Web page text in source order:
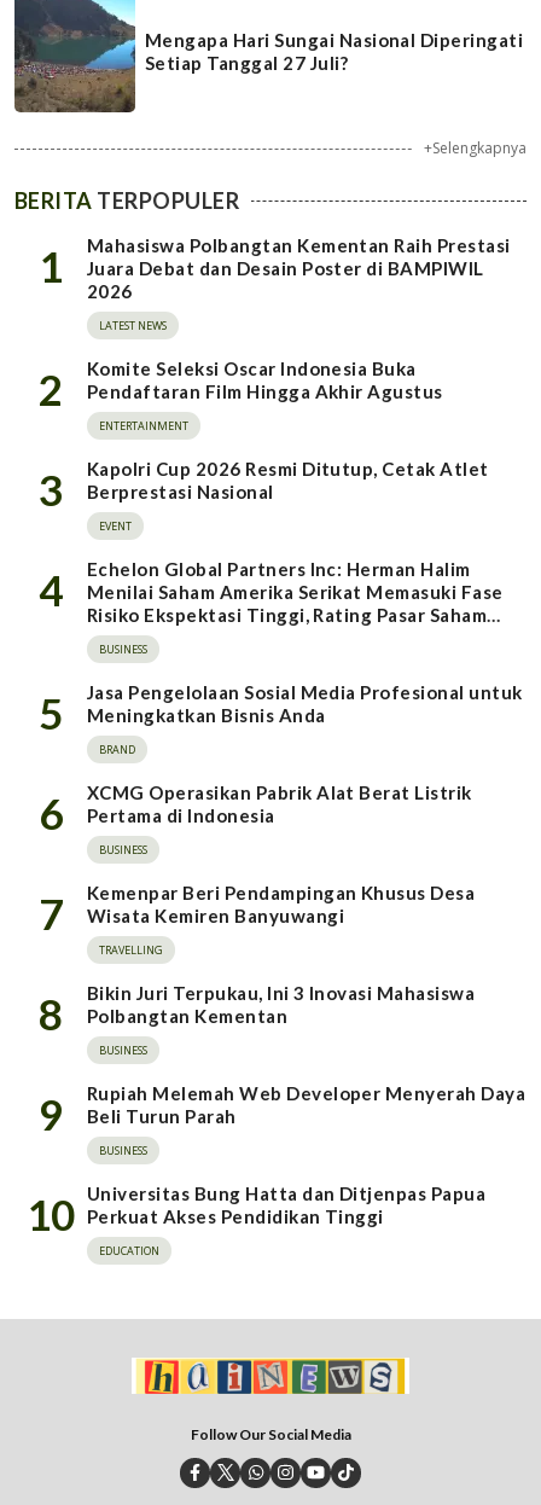
Mengapa Hari Sungai Nasional Diperingati
Setiap Tanggal 27 Juli?
+Selengkapnya
BERITA TERPOPULER
1
Mahasiswa Polbangtan Kementan Raih Prestasi
Juara Debat dan Desain Poster di BAMPIWIL
2026
LATEST NEWS
2
Komite Seleksi Oscar Indonesia Buka
Pendaftaran Film Hingga Akhir Agustus
ENTERTAINMENT
3
Kapolri Cup 2026 Resmi Ditutup, Cetak Atlet
Berprestasi Nasional
EVENT
4
Echelon Global Partners Inc: Herman Halim
Menilai Saham Amerika Serikat Memasuki Fase
Risiko Ekspektasi Tinggi, Rating Pasar Saham
Indonesia Direvisi Naik
BUSINESS
5
Jasa Pengelolaan Sosial Media Profesional untuk
Meningkatkan Bisnis Anda
BRAND
6
XCMG Operasikan Pabrik Alat Berat Listrik
Pertama di Indonesia
BUSINESS
7
Kemenpar Beri Pendampingan Khusus Desa
Wisata Kemiren Banyuwangi
TRAVELLING
8
Bikin Juri Terpukau, Ini 3 Inovasi Mahasiswa
Polbangtan Kementan
BUSINESS
9
Rupiah Melemah Web Developer Menyerah Daya
Beli Turun Parah
BUSINESS
10
Universitas Bung Hatta dan Ditjenpas Papua
Perkuat Akses Pendidikan Tinggi
EDUCATION
Follow Our Social Media